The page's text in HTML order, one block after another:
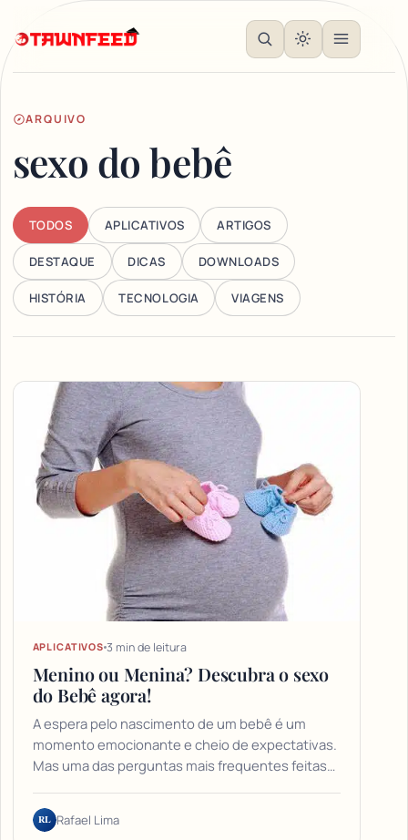
ARQUIVO
sexo do bebê
TODOS APLICATIVOS ARTIGOS
DESTAQUE DICAS DOWNLOADS
HISTÓRIA TECNOLOGIA VIAGENS
Articles
APLICATIVOS 3 min de leitura
Menino ou Menina? Descubra o sexo
do Bebê agora!
A espera pelo nascimento de um bebê é um
momento emocionante e cheio de expectativas.
Mas uma das perguntas mais frequentes feitas…
RL Rafael Lima